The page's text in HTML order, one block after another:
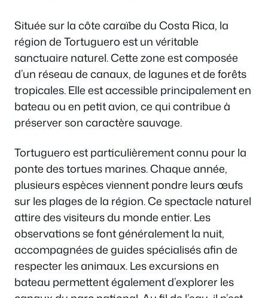
Située sur la côte caraïbe du Costa Rica, la
région de Tortuguero est un véritable
sanctuaire naturel. Cette zone est composée
d’un réseau de canaux, de lagunes et de forêts
tropicales. Elle est accessible principalement en
bateau ou en petit avion, ce qui contribue à
préserver son caractère sauvage.
Tortuguero est particulièrement connu pour la
ponte des tortues marines. Chaque année,
plusieurs espèces viennent pondre leurs œufs
sur les plages de la région. Ce spectacle naturel
attire des visiteurs du monde entier. Les
observations se font généralement la nuit,
accompagnées de guides spécialisés afin de
respecter les animaux. Les excursions en
bateau permettent également d’explorer les